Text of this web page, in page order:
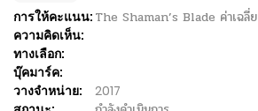
การให้คะแนน: The Shaman’s Blade ค่าเฉลี่ย
ความคิดเห็น:
ทางเลือก:
บุ๊คมาร์ค:
วางจำหน่าย:
2017